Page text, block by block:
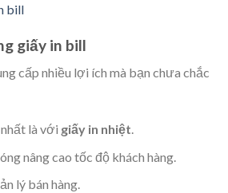
bill
giấy in bill
cấp nhiều lợi ích mà bạn chưa chắc
là với giấy in nhiệt.
nâng cao tốc độ khách hàng.
lý bán hàng.